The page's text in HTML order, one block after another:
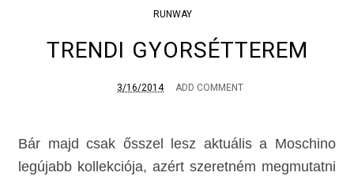
RUNWAY
TRENDI GYORSÉTTEREM
3/16/2014 ADD COMMENT
Bár majd csak ősszel lesz aktuális a Moschino
legújabb kollekciója, azért szeretném megmutatni